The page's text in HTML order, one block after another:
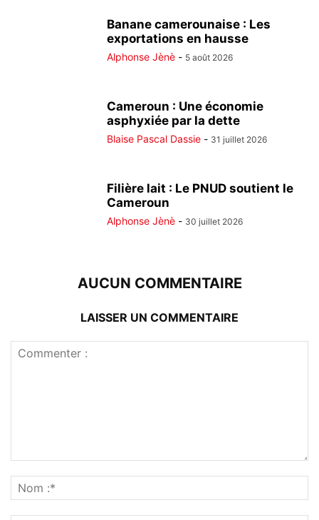
Banane camerounaise : Les
exportations en hausse
Alphonse Jènè - 5 août 2026
Cameroun : Une économie
asphyxiée par la dette
Blaise Pascal Dassie - 31 juillet 2026
Filière lait : Le PNUD soutient le
Cameroun
Alphonse Jènè - 30 juillet 2026
AUCUN COMMENTAIRE
LAISSER UN COMMENTAIRE